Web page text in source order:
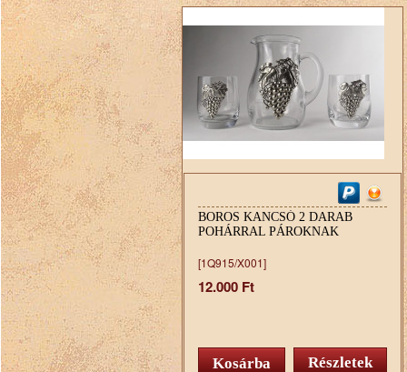
BOROS KANCSÓ 2 DARAB
POHÁRRAL PÁROKNAK
[1Q915/X001]
12.000 Ft
Részletek